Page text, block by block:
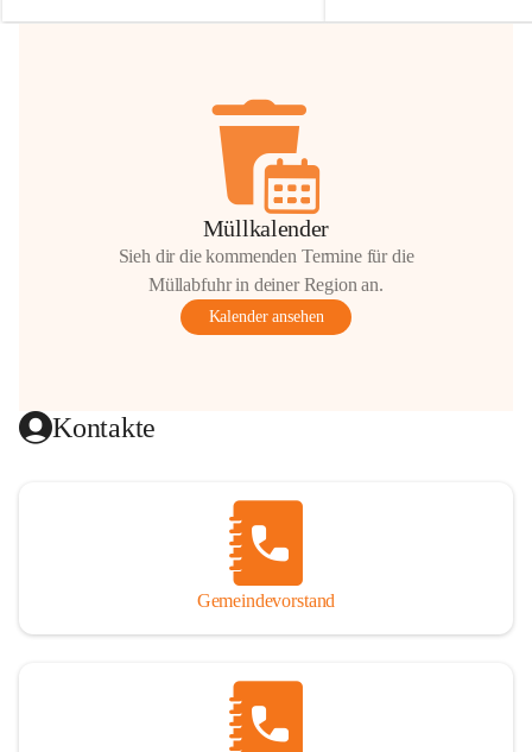
Hilfsbereitschaft!
Müllkalender
Sieh dir die kommenden Termine für die
Müllabfuhr in deiner Region an.
Kalender ansehen
Kontakte
Gemeindevorstand